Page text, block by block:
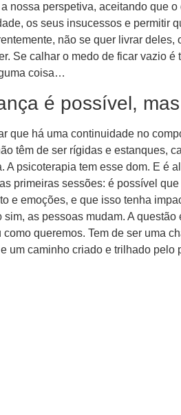
nossa perspetiva, aceitando que o
os seus insucessos e permitir
não se quer livrar deles,
Se calhar o medo de ficar vazio é
coisa…
é possível,
que há uma continuidade no
têm de ser rígidas e estanques,
A psicoterapia tem esse dom. E é
primeiras sessões: é possível
e emoções, e que isso tenha
sim, as pessoas mudam. A questão
queremos. Tem de ser uma
um caminho criado e trilhado pelo